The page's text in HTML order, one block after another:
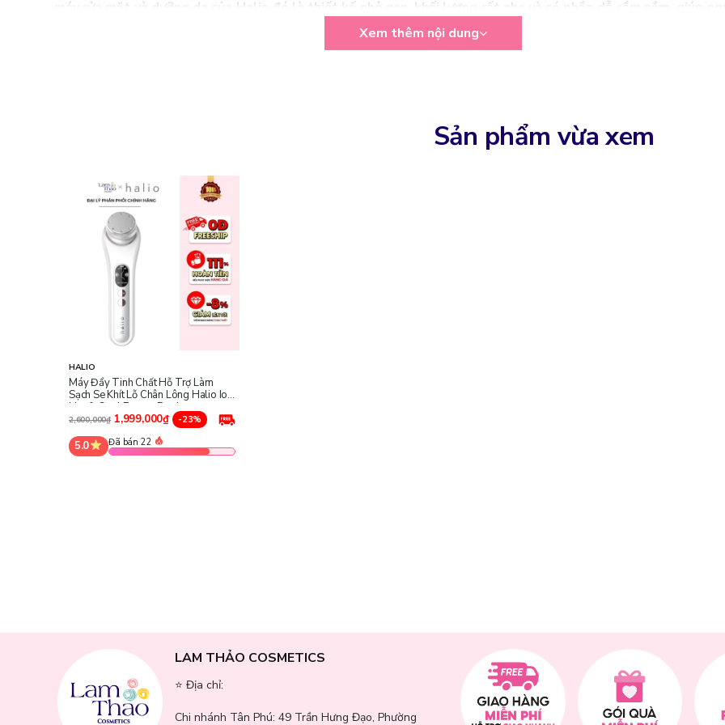
máy rửa mặt và dưỡng da của Halio đó là thiết kế nhỏ gọn, khối lượng rất nhẹ và có phần dễ cầm nắm, giúp
không mỏi tay khi sử dụng trong thời gian dài.
chủ yếu đều apply lên da mặt nên chất liệu sản xuất máy cũng được
máy đến đầu cọ nhằm luôn đảm bảo an toàn cho da. Kích thước của các sản phẩm của Halio cũng rất nhỏ nhắn,
dùng có thể dễ dàng mang theo trong những chuyến du lịch nghỉ dưỡng hay đi công tác làm việc.
Máy Đẩy Tinh Chất Hỗ Trợ Làm Sạch Se Khít Lỗ Chân Lông Halio Ion Hot & Cool Beauty Device
số những sản phẩm cực kỳ được săn đón của thương hiệu nhờ khả năng hỗ trợ dưỡng ẩm hiệu quả
Thành phần sản phẩm:Chủ yếu được làm từ silicon chất lượng cao.
Xem thêm nội dung
Sản phẩm vừa xem
HALIO
Máy Đẩy Tinh Chất Hỗ Trợ Làm
Sạch Se Khít Lỗ Chân Lông Halio Ion
Hot & Cool Beauty Device
2,600,000₫ 1,999,000₫ -23%
5.0 Đã bán 22
LAM THẢO COSMETICS
⭐️ Địa chỉ:
Chi nhánh Tân Phú: 49 Trần Hưng Đạo, Phường